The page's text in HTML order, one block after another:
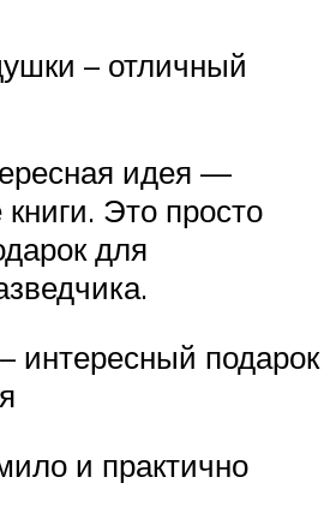
– отличный
идея —
Это просто
для
интересный подарок
и практично